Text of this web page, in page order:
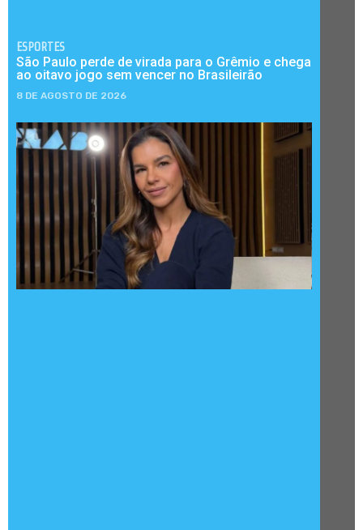
ESPORTES
São Paulo perde de virada para o Grêmio e chega
ao oitavo jogo sem vencer no Brasileirão
8 DE AGOSTO DE 2026